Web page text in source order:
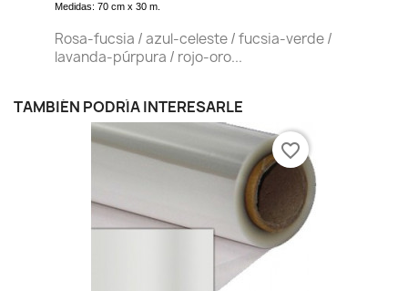
Medidas: 70 cm x 30 m.
Rosa-fucsia / azul-celeste / fucsia-verde /
lavanda-púrpura / rojo-oro...
TAMBIÉN PODRÍA INTERESARLE
favorite_border